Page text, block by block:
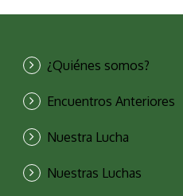
¿Quiénes somos?
Encuentros Anteriores
Nuestra Lucha
Nuestras Luchas